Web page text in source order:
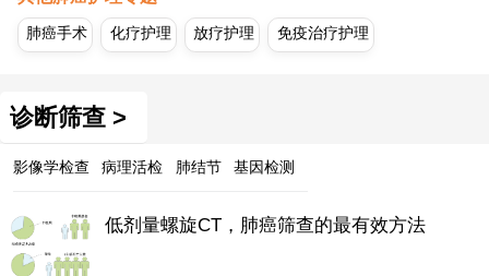
肺癌手术 化疗护理 放疗护理 免疫治疗护理
诊断筛查 >
影像学检查 病理活检 肺结节 基因检测
低剂量螺旋CT，肺癌筛查的最有效方法